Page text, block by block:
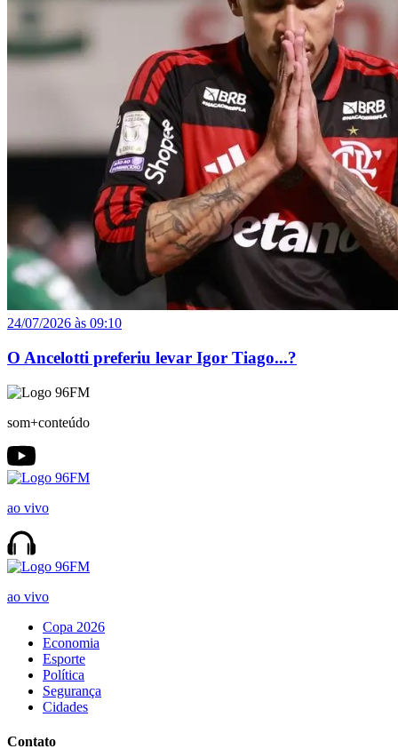
24/07/2026 às 09:10
O Ancelotti preferiu levar Igor Tiago...?
som+conteúdo
ao vivo
ao vivo
Copa 2026
Economia
Esporte
Política
Segurança
Cidades
Contato